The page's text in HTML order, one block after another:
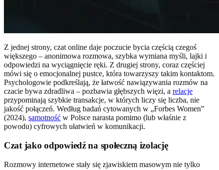
Z jednej strony, czat online daje poczucie bycia częścią czegoś
większego – anonimowa rozmowa, szybka wymiana myśli, lajki i
odpowiedzi na wyciągnięcie ręki. Z drugiej strony, coraz częściej
mówi się o emocjonalnej pustce, która towarzyszy takim kontaktom.
Psychologowie podkreślają, że łatwość nawiązywania rozmów na
czacie bywa zdradliwa – pozbawia głębszych więzi, a relacje
przypominają szybkie transakcje, w których liczy się liczba, nie
jakość połączeń. Według badań cytowanych w „Forbes Women”
(2024), samotność w Polsce narasta pomimo (lub właśnie z
powodu) cyfrowych ułatwień w komunikacji.
Czat jako odpowiedź na społeczną izolację
Rozmowy internetowe stały się zjawiskiem masowym nie tylko